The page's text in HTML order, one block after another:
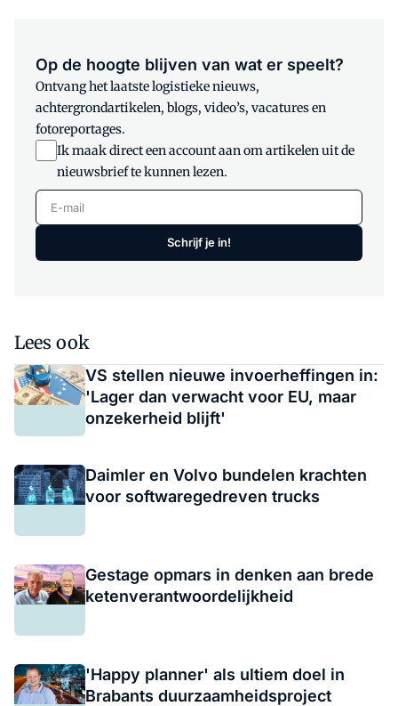
Op de hoogte blijven van wat er speelt?
Ontvang het laatste logistieke nieuws,
achtergrondartikelen, blogs, video’s, vacatures en
fotoreportages.
Ik maak direct een account aan om artikelen uit de
nieuwsbrief te kunnen lezen.
E-mail
Schrijf je in!
Lees ook
VS stellen nieuwe invoerheffingen in:
'Lager dan verwacht voor EU, maar
onzekerheid blijft'
Daimler en Volvo bundelen krachten
voor softwaregedreven trucks
Gestage opmars in denken aan brede
ketenverantwoordelijkheid
'Happy planner' als ultiem doel in
Brabants duurzaamheidsproject